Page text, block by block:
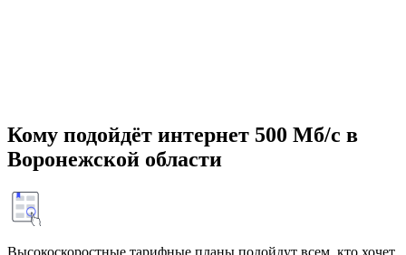
Кому подойдёт интернет 500 Мб/с в
Воронежской области